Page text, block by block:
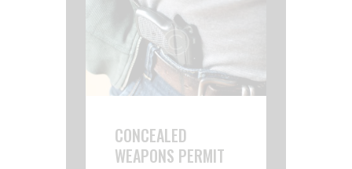
CONCEALED
WEAPONS PERMIT